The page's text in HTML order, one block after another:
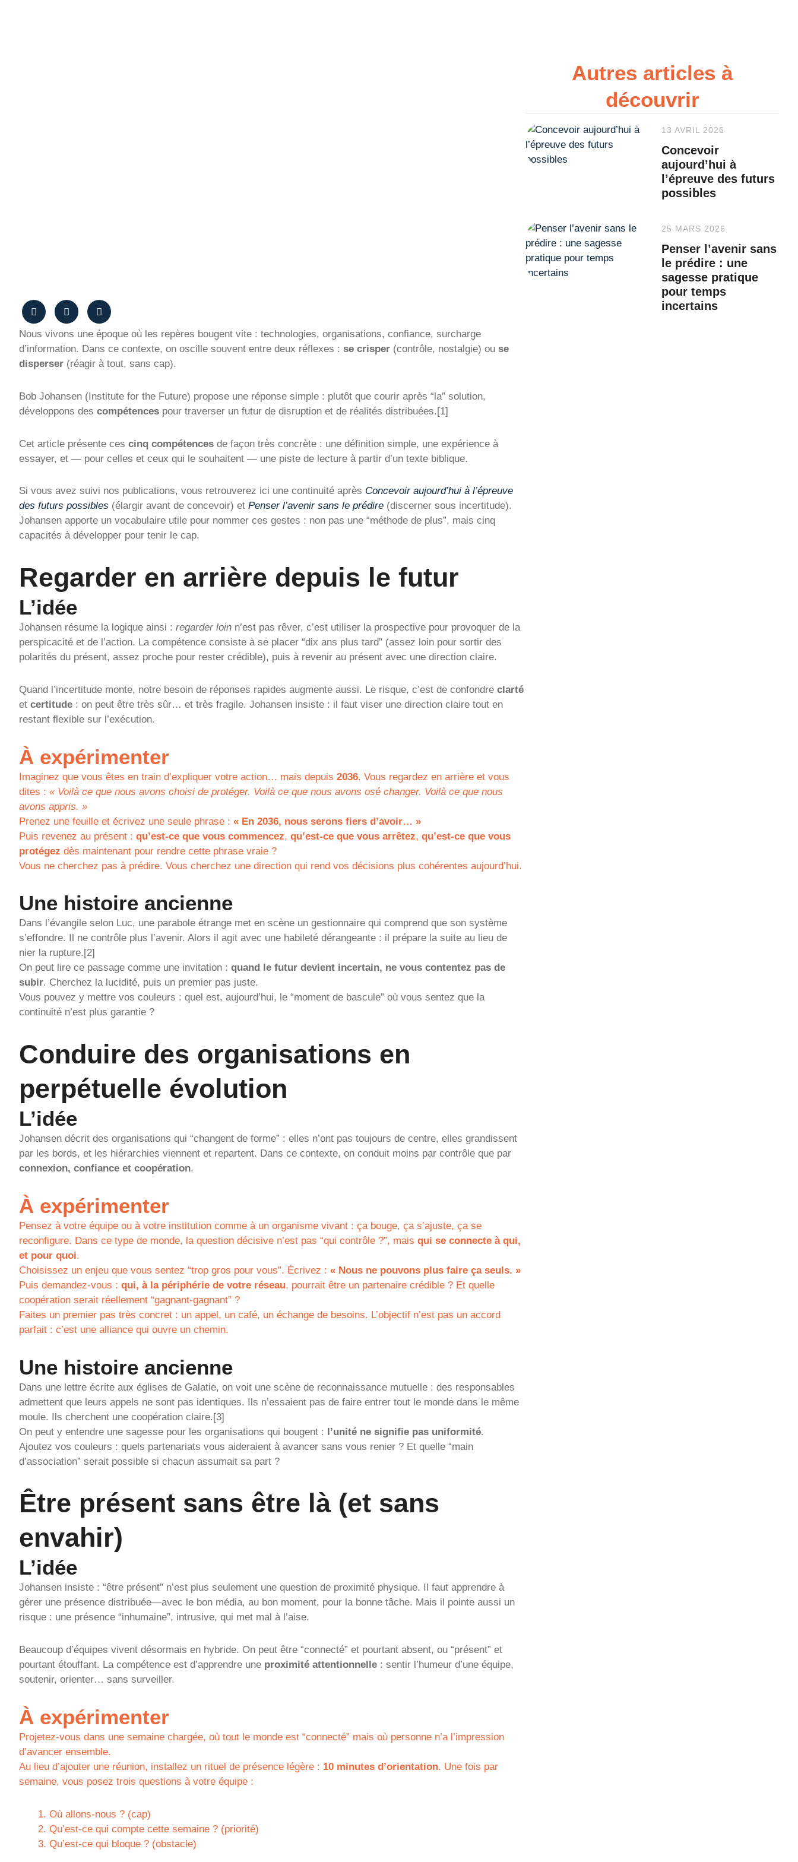
Nous vivons une époque où les repères bougent vite : technologies, organisations, confiance, surcharge
d’information. Dans ce contexte, on oscille souvent entre deux réflexes : se crisper (contrôle, nostalgie) ou se
disperser (réagir à tout, sans cap).
Bob Johansen (Institute for the Future) propose une réponse simple : plutôt que courir après “la” solution,
développons des compétences pour traverser un futur de disruption et de réalités distribuées.[1]
Cet article présente ces cinq compétences de façon très concrète : une définition simple, une expérience à
essayer, et — pour celles et ceux qui le souhaitent — une piste de lecture à partir d’un texte biblique.
Si vous avez suivi nos publications, vous retrouverez ici une continuité après Concevoir aujourd’hui à l’épreuve
des futurs possibles (élargir avant de concevoir) et Penser l’avenir sans le prédire (discerner sous incertitude).
Johansen apporte un vocabulaire utile pour nommer ces gestes : non pas une “méthode de plus”, mais cinq
capacités à développer pour tenir le cap.
Regarder en arrière depuis le futur
L’idée
Johansen résume la logique ainsi : regarder loin n’est pas rêver, c’est utiliser la prospective pour provoquer de la
perspicacité et de l’action. La compétence consiste à se placer “dix ans plus tard” (assez loin pour sortir des
polarités du présent, assez proche pour rester crédible), puis à revenir au présent avec une direction claire.
Quand l’incertitude monte, notre besoin de réponses rapides augmente aussi. Le risque, c’est de confondre clarté
et certitude : on peut être très sûr… et très fragile. Johansen insiste : il faut viser une direction claire tout en
restant flexible sur l’exécution.
À expérimenter
Imaginez que vous êtes en train d’expliquer votre action… mais depuis 2036. Vous regardez en arrière et vous
dites : « Voilà ce que nous avons choisi de protéger. Voilà ce que nous avons osé changer. Voilà ce que nous
avons appris. »
Prenez une feuille et écrivez une seule phrase : « En 2036, nous serons fiers d’avoir… »
Puis revenez au présent : qu’est-ce que vous commencez, qu’est-ce que vous arrêtez, qu’est-ce que vous
protégez dès maintenant pour rendre cette phrase vraie ?
Vous ne cherchez pas à prédire. Vous cherchez une direction qui rend vos décisions plus cohérentes aujourd’hui.
Une histoire ancienne
Dans l’évangile selon Luc, une parabole étrange met en scène un gestionnaire qui comprend que son système
s’effondre. Il ne contrôle plus l’avenir. Alors il agit avec une habileté dérangeante : il prépare la suite au lieu de
nier la rupture.[2]
On peut lire ce passage comme une invitation : quand le futur devient incertain, ne vous contentez pas de
subir. Cherchez la lucidité, puis un premier pas juste.
Vous pouvez y mettre vos couleurs : quel est, aujourd’hui, le “moment de bascule” où vous sentez que la
continuité n’est plus garantie ?
Conduire des organisations en
perpétuelle évolution
L’idée
Johansen décrit des organisations qui “changent de forme” : elles n’ont pas toujours de centre, elles grandissent
par les bords, et les hiérarchies viennent et repartent. Dans ce contexte, on conduit moins par contrôle que par
connexion, confiance et coopération.
À expérimenter
Pensez à votre équipe ou à votre institution comme à un organisme vivant : ça bouge, ça s’ajuste, ça se
reconfigure. Dans ce type de monde, la question décisive n’est pas “qui contrôle ?”, mais qui se connecte à qui,
et pour quoi.
Choisissez un enjeu que vous sentez “trop gros pour vous”. Écrivez : « Nous ne pouvons plus faire ça seuls. »
Puis demandez-vous : qui, à la périphérie de votre réseau, pourrait être un partenaire crédible ? Et quelle
coopération serait réellement “gagnant-gagnant” ?
Faites un premier pas très concret : un appel, un café, un échange de besoins. L’objectif n’est pas un accord
parfait : c’est une alliance qui ouvre un chemin.
Une histoire ancienne
Dans une lettre écrite aux églises de Galatie, on voit une scène de reconnaissance mutuelle : des responsables
admettent que leurs appels ne sont pas identiques. Ils n’essaient pas de faire entrer tout le monde dans le même
moule. Ils cherchent une coopération claire.[3]
On peut y entendre une sagesse pour les organisations qui bougent : l’unité ne signifie pas uniformité.
Ajoutez vos couleurs : quels partenariats vous aideraient à avancer sans vous renier ? Et quelle “main
d’association” serait possible si chacun assumait sa part ?
Être présent sans être là (et sans
envahir)
L’idée
Johansen insiste : “être présent” n’est plus seulement une question de proximité physique. Il faut apprendre à
gérer une présence distribuée—avec le bon média, au bon moment, pour la bonne tâche. Mais il pointe aussi un
risque : une présence “inhumaine”, intrusive, qui met mal à l’aise.
Beaucoup d’équipes vivent désormais en hybride. On peut être “connecté” et pourtant absent, ou “présent” et
pourtant étouffant. La compétence est d’apprendre une proximité attentionnelle : sentir l’humeur d’une équipe,
soutenir, orienter… sans surveiller.
À expérimenter
Projetez-vous dans une semaine chargée, où tout le monde est “connecté” mais où personne n’a l’impression
d’avancer ensemble.
Au lieu d’ajouter une réunion, installez un rituel de présence légère : 10 minutes d’orientation. Une fois par
semaine, vous posez trois questions à votre équipe :
Où allons-nous ? (cap)
Qu’est-ce qui compte cette semaine ? (priorité)
Qu’est-ce qui bloque ? (obstacle)
Autres articles à
découvrir
13 AVRIL 2026
Concevoir
aujourd’hui à
l’épreuve des futurs
possibles
25 MARS 2026
Penser l’avenir sans
le prédire : une
sagesse pratique
pour temps
incertains